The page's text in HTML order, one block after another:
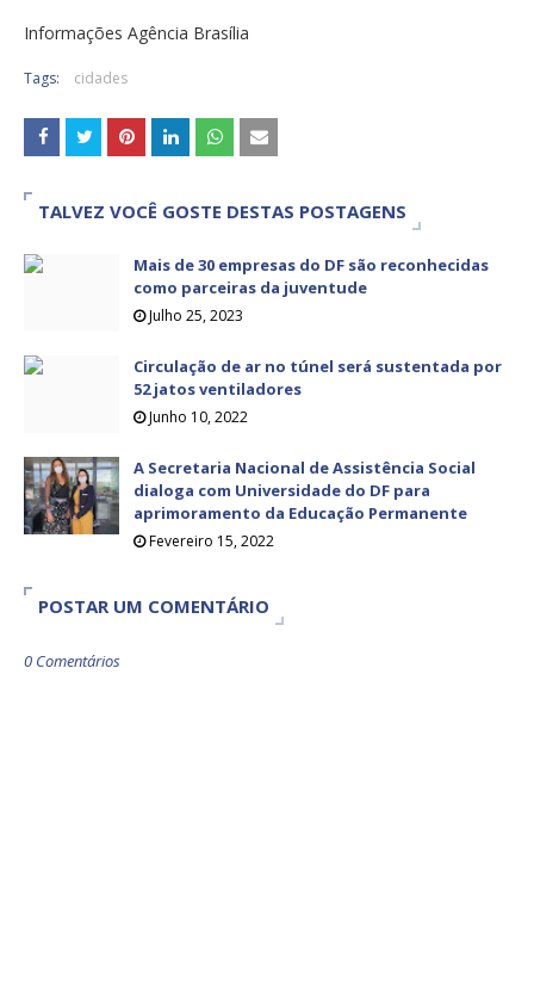
Informações Agência Brasília
Tags: cidades
TALVEZ VOCÊ GOSTE DESTAS POSTAGENS
Mais de 30 empresas do DF são reconhecidas
como parceiras da juventude
Julho 25, 2023
Circulação de ar no túnel será sustentada por
52 jatos ventiladores
Junho 10, 2022
A Secretaria Nacional de Assistência Social
dialoga com Universidade do DF para
aprimoramento da Educação Permanente
Fevereiro 15, 2022
POSTAR UM COMENTÁRIO
0 Comentários